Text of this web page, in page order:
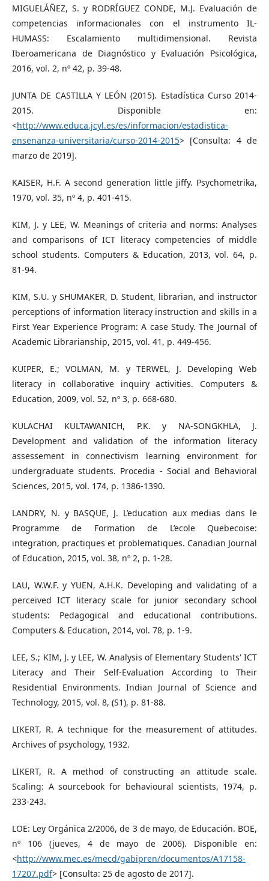
MIGUELÁÑEZ, S. y RODRÍGUEZ CONDE, M.J. Evaluación de
competencias informacionales con el instrumento IL-
HUMASS: Escalamiento multidimensional. Revista
Iberoamericana de Diagnóstico y Evaluación Psicológica,
2016, vol. 2, nº 42, p. 39-48.
JUNTA DE CASTILLA Y LEÓN (2015). Estadística Curso 2014-
2015. Disponible en:
<http://www.educa.jcyl.es/es/informacion/estadistica-
ensenanza-universitaria/curso-2014-2015> [Consulta: 4 de
marzo de 2019].
KAISER, H.F. A second generation little jiffy. Psychometrika,
1970, vol. 35, nº 4, p. 401-415.
KIM, J. y LEE, W. Meanings of criteria and norms: Analyses
and comparisons of ICT literacy competencies of middle
school students. Computers & Education, 2013, vol. 64, p.
81-94.
KIM, S.U. y SHUMAKER, D. Student, librarian, and instructor
perceptions of information literacy instruction and skills in a
First Year Experience Program: A case Study. The Journal of
Academic Librarianship, 2015, vol. 41, p. 449-456.
KUIPER, E.; VOLMAN, M. y TERWEL, J. Developing Web
literacy in collaborative inquiry activities. Computers &
Education, 2009, vol. 52, nº 3, p. 668-680.
KULACHAI KULTAWANICH, P.K. y NA-SONGKHLA, J.
Development and validation of the information literacy
assessement in connectivism learning environment for
undergraduate students. Procedia - Social and Behavioral
Sciences, 2015, vol. 174, p. 1386-1390.
LANDRY, N. y BASQUE, J. L’education aux medias dans le
Programme de Formation de L’ecole Quebecoise:
integration, practiques et problematiques. Canadian Journal
of Education, 2015, vol. 38, nº 2, p. 1-28.
LAU, W.W.F. y YUEN, A.H.K. Developing and validating of a
perceived ICT literacy scale for junior secondary school
students: Pedagogical and educational contributions.
Computers & Education, 2014, vol. 78, p. 1-9.
LEE, S.; KIM, J. y LEE, W. Analysis of Elementary Students' ICT
Literacy and Their Self-Evaluation According to Their
Residential Environments. Indian Journal of Science and
Technology, 2015, vol. 8, (S1), p. 81-88.
LIKERT, R. A technique for the measurement of attitudes.
Archives of psychology, 1932.
LIKERT, R. A method of constructing an attitude scale.
Scaling: A sourcebook for behavioural scientists, 1974, p.
233-243.
LOE: Ley Orgánica 2/2006, de 3 de mayo, de Educación. BOE,
nº 106 (jueves, 4 de mayo de 2006). Disponible en:
<http://www.mec.es/mecd/gabipren/documentos/A17158-
17207.pdf> [Consulta: 25 de agosto de 2017].